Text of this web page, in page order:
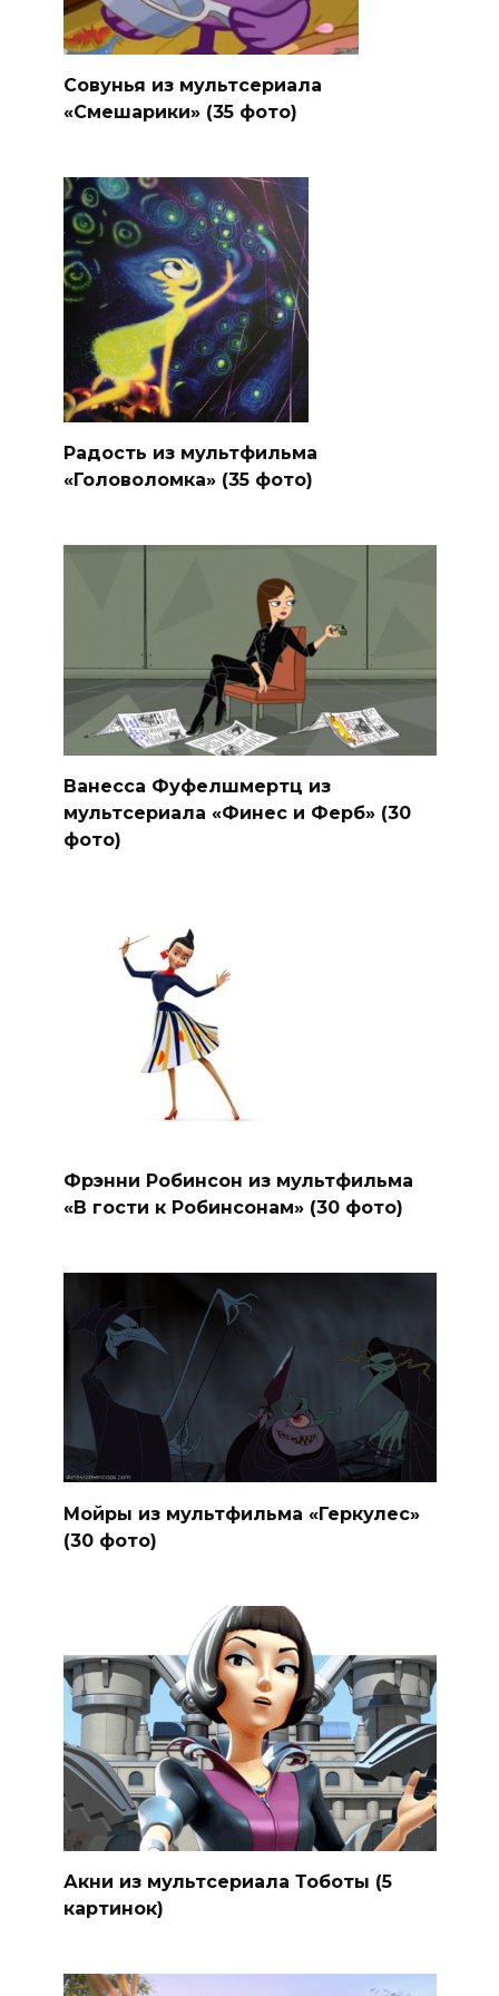
Совунья из мультсериала
«Смешарики» (35 фото)
Радость из мультфильма
«Головоломка» (35 фото)
Ванесса Фуфелшмертц из
мультсериала «Финес и Ферб» (30
фото)
Фрэнни Робинсон из мультфильма
«В гости к Робинсонам» (30 фото)
Мойры из мультфильма «Геркулес»
(30 фото)
Акни из мультсериала Тоботы (5
картинок)